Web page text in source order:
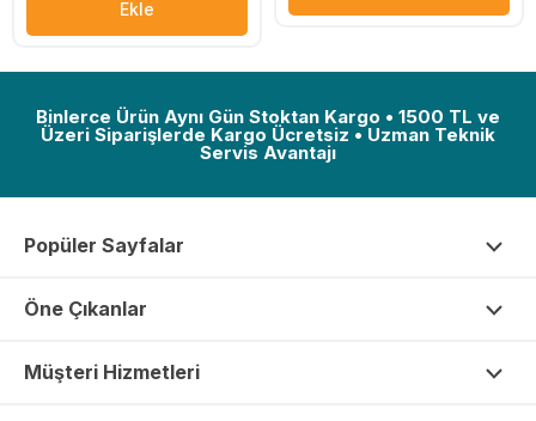
Ekle
Binlerce Ürün Aynı Gün Stoktan Kargo • 1500 TL ve
Üzeri Siparişlerde Kargo Ücretsiz • Uzman Teknik
Servis Avantajı
Popüler Sayfalar
Öne Çıkanlar
Müşteri Hizmetleri